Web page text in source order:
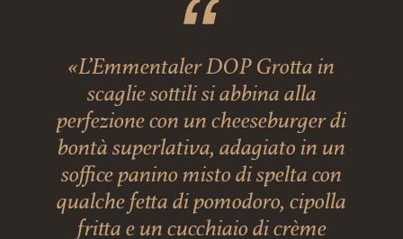
«L’Emmentaler DOP Grotta in
scaglie sottili si abbina alla
perfezione con un cheeseburger di
bontà superlativa, adagiato in un
soffice panino misto di spelta con
qualche fetta di pomodoro, cipolla
fritta e un cucchiaio di crème